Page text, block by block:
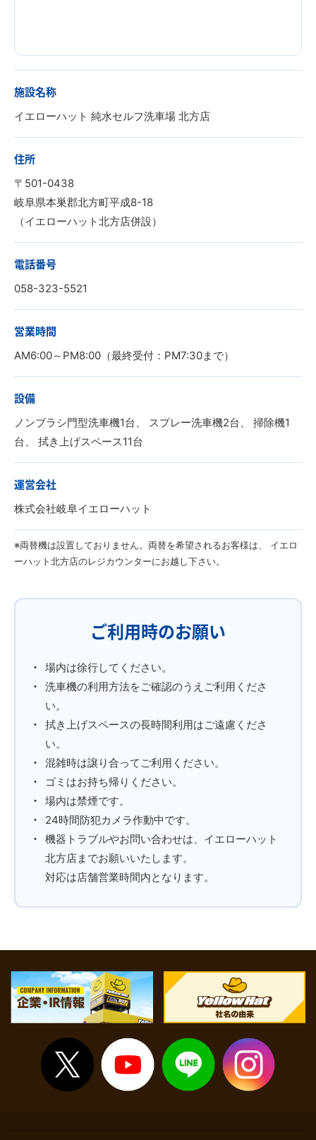
施設名称
イエローハット 純水セルフ洗車場 北方店
住所
〒501-0438
岐阜県本巣郡北方町平成8-18
（イエローハット北方店併設）
電話番号
058-323-5521
営業時間
AM6:00～PM8:00（最終受付：PM7:30まで）
設備
ノンブラシ門型洗車機1台、 スプレー洗車機2台、 掃除機1
台、 拭き上げスペース11台
運営会社
株式会社岐阜イエローハット
※両替機は設置しておりません。両替を希望されるお客様は、 イエロ
ーハット北方店のレジカウンターにお越し下さい。
ご利用時のお願い
場内は徐行してください。
洗車機の利用方法をご確認のうえご利用くださ
い。
拭き上げスペースの長時間利用はご遠慮くださ
い。
混雑時は譲り合ってご利用ください。
ゴミはお持ち帰りください。
場内は禁煙です。
24時間防犯カメラ作動中です。
機器トラブルやお問い合わせは、イエローハット
北方店までお願いいたします。
対応は店舗営業時間内となります。